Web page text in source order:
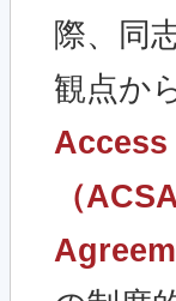
際、同
観点か
Access
（